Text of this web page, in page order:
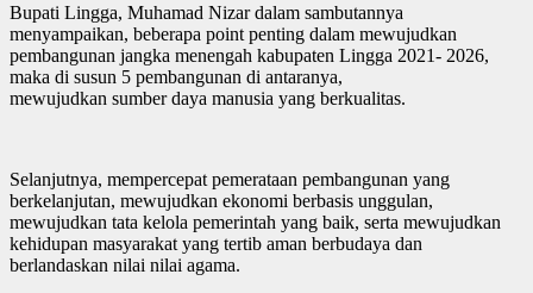
Bupati Lingga, Muhamad Nizar dalam sambutannya
menyampaikan, beberapa point penting dalam mewujudkan
pembangunan jangka menengah kabupaten Lingga 2021- 2026,
maka di susun 5 pembangunan di antaranya,
mewujudkan sumber daya manusia yang berkualitas.
Selanjutnya, mempercepat pemerataan pembangunan yang
berkelanjutan, mewujudkan ekonomi berbasis unggulan,
mewujudkan tata kelola pemerintah yang baik, serta mewujudkan
kehidupan masyarakat yang tertib aman berbudaya dan
berlandaskan nilai nilai agama.